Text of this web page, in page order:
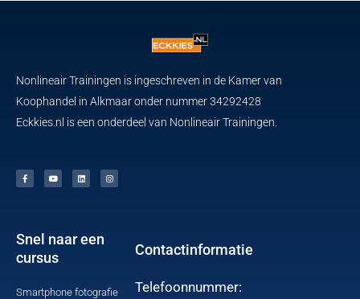
Nonlineair Trainingen is ingeschreven in de Kamer van
Koophandel in Alkmaar onder nummer 34292428
Eckkies.nl is een onderdeel van Nonlineair Trainingen.
c
e
b
u
t
u
n
k
e
s
t
a
Snel naar een
cursus
Smartphone fotografie
Contactinformatie
Telefoonnummer: